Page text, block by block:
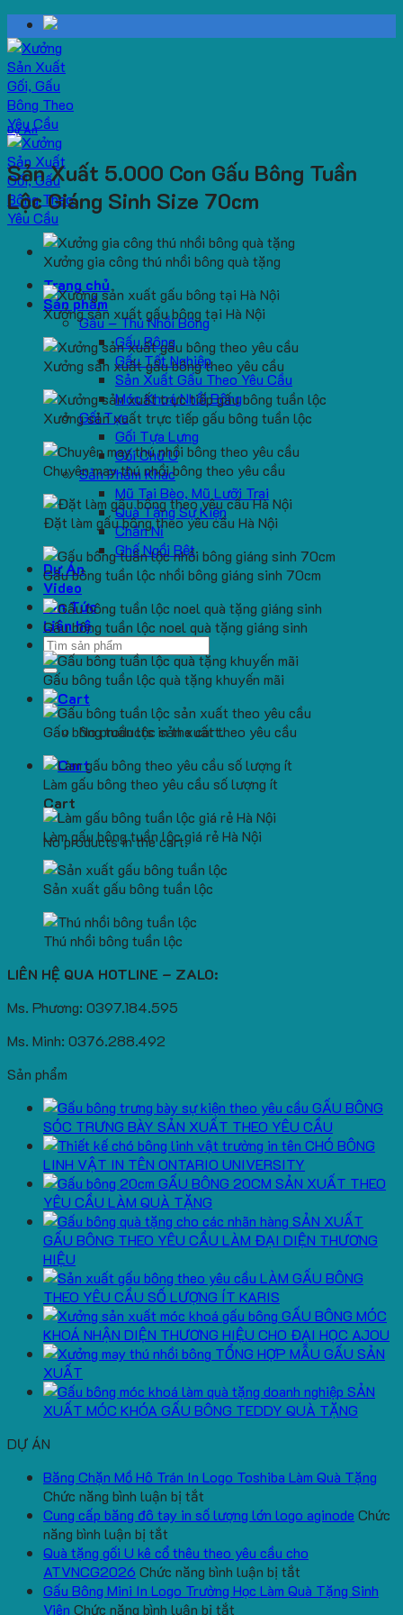
Skip
to
content
Trang chủ
Sản phẩm
Gấu – Thú Nhồi Bông
Gấu Bông
Gấu Tốt Nghiệp
Sản Xuất Gấu Theo Yêu Cầu
Móc Khoá Nhồi Bông
Gối Tựa
Gối Tựa Lưng
Gối Chữ U
Sản Phẩm Khác
Mũ Tai Bèo, Mũ Lưỡi Trai
Quà Tặng Sự Kiện
Chăn Nỉ
Ghế Ngồi Bệt
Dự Án
Video
Tin Tức
Liên hệ
Search
for:
No products in the cart.
Cart
No products in the cart.
Dự Án
Sản Xuất 5.000 Con Gấu Bông Tuần
Lộc Giáng Sinh Size 70cm
Xưởng gia công thú nhồi bông quà tặng
Xưởng sản xuất gấu bông tại Hà Nội
Xưởng sản xuất gấu bông theo yêu cầu
Xưởng sản xuất trực tiếp gấu bông tuần lộc
Chuyên may thú nhồi bông theo yêu cầu
Đặt làm gấu bông theo yêu cầu Hà Nội
Gấu bông tuần lộc nhồi bông giáng sinh 70cm
Gấu bông tuần lộc noel quà tặng giáng sinh
Gấu bông tuần lộc quà tặng khuyến mãi
Gấu bông tuần lộc sản xuất theo yêu cầu
Làm gấu bông theo yêu cầu số lượng ít
Làm gấu bông tuần lộc giá rẻ Hà Nội
Sản xuất gấu bông tuần lộc
Thú nhồi bông tuần lộc
LIÊN HỆ QUA HOTLINE – ZALO:
Ms. Phương: 0397.184.595
Ms. Minh: 0376.288.492
Sản phẩm
GẤU BÔNG
SÓC TRƯNG BÀY SẢN XUẤT THEO YÊU CẦU
CHÓ BÔNG
LINH VẬT IN TÊN ONTARIO UNIVERSITY
GẤU BÔNG 20CM SẢN XUẤT THEO
YÊU CẦU LÀM QUÀ TẶNG
SẢN XUẤT
GẤU BÔNG THEO YÊU CẦU LÀM ĐẠI DIỆN THƯƠNG
HIỆU
LÀM GẤU BÔNG
THEO YÊU CẦU SỐ LƯỢNG ÍT KARIS
GẤU BÔNG MÓC
KHOÁ NHẬN DIỆN THƯƠNG HIỆU CHO ĐẠI HỌC AJOU
TỔNG HỢP MẪU GẤU SẢN
XUẤT
SẢN
XUẤT MÓC KHÓA GẤU BÔNG TEDDY QUÀ TẶNG
DỰ ÁN
Băng Chặn Mồ Hô Trán In Logo Toshiba Làm Quà Tặng
Chức năng bình luận bị tắt
Băng
Mồ
Hô
Trán
In
Cung cấp băng đô tay in số lượng lớn logo aginode Chức
năng bình luận bị tắt
Cung
cấp
băng
đô
Quà tặng gối U kê cổ thêu theo yêu cầu cho
ATVNCG2026 Chức năng bình luận bị tắt
Quà
Gấu Bông Mini In Logo Trường Học Làm Quà Tặng Sinh
Viên Chức năng bình luận bị tắt